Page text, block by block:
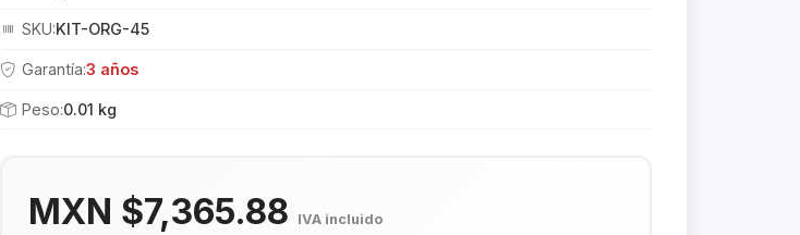
SKU:KIT-ORG-45
Garantía:3 años
Peso:0.01 kg
MXN $7,365.88 IVA incluido